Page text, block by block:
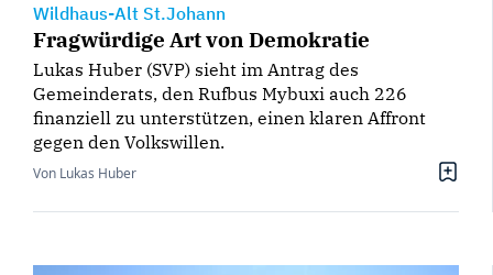
Wildhaus-Alt St.Johann
Fragwürdige Art von Demokratie
Lukas Huber (SVP) sieht im Antrag des
Gemeinderats, den Rufbus Mybuxi auch 226
finanziell zu unterstützen, einen klaren Affront
gegen den Volkswillen.
Von Lukas Huber